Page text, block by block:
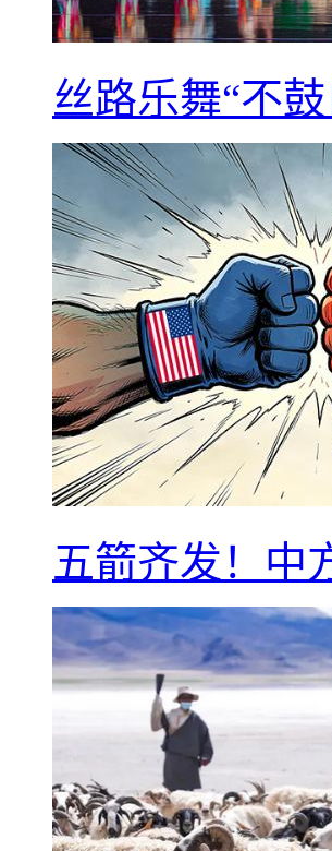
丝路乐舞“不
五箭齐发！中